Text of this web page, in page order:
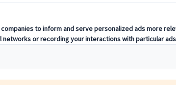
ン・パウ病院＆ガウディ通り散策付き 日本語ガイ
ドツアー（午前/午後）
100.00 EUR 75.00 EUR